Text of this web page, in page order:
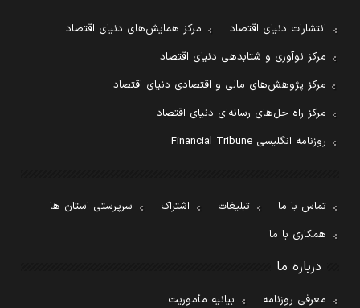
انتشارات دنیای اقتصاد
مرکز همایش‌های دنیای اقتصاد
مرکز نوآوری و شتابدهی دنیای اقتصاد
مرکز پژوهش‌های مالی و اقتصادی دنیای اقتصاد
مرکز راه حل‌های رسانه‌ای دنیای اقتصاد
روزنامه انگلیسی Financial Tribune
تماس با ما تبلیغات اشتراک
سرپرستی استان ها
همکاری با ما
درباره ما
معرفی روزنامه بیانیه مأموریت